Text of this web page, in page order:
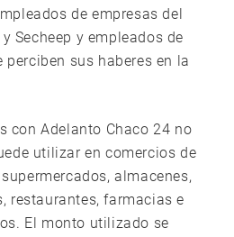
de empresas del
Secheep y empleados de
sus haberes en la
con Adelanto Chaco 24 no
utilizar en comercios de
almacenes,
restaurantes, farmacias e
El monto utilizado se